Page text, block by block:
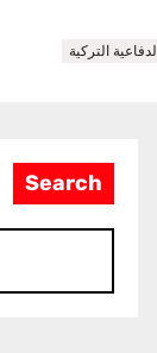
التركية
Search